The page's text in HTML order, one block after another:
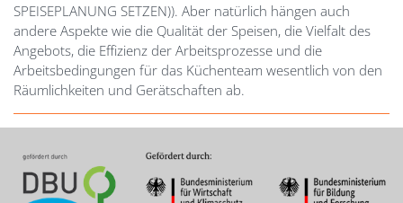
SPEISEPLANUNG SETZEN)). Aber natürlich hängen auch
andere Aspekte wie die Qualität der Speisen, die Vielfalt des
Angebots, die Effizienz der Arbeitsprozesse und die
Arbeitsbedingungen für das Küchenteam wesentlich von den
Räumlichkeiten und Gerätschaften ab.
Image